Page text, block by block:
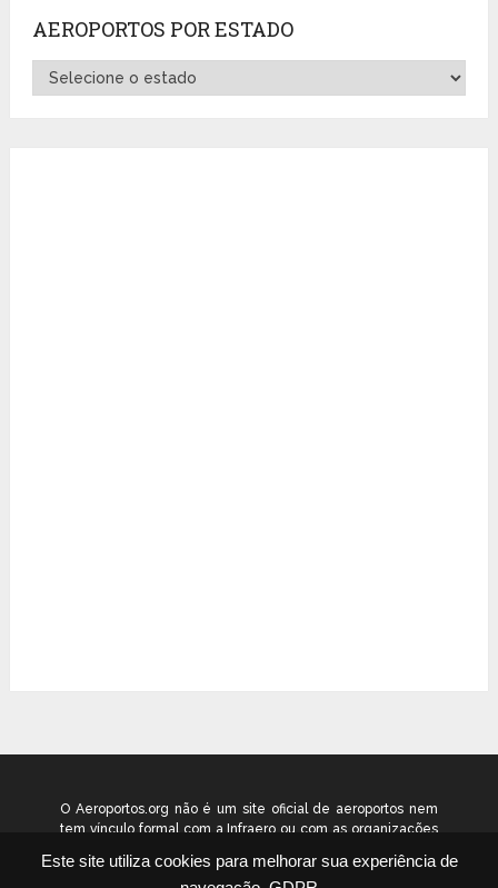
Este site utiliza cookies para melhorar sua experiência de
AEROPORTOS POR ESTADO
Aeroportos
por
O Aeroportos.org não é um site oficial de aeroportos nem
tem vínculo formal com a Infraero ou com as organizações
como um guia independente de informação voltado ao